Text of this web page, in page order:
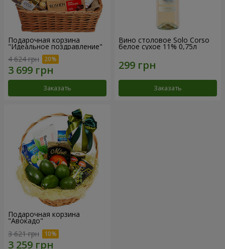
Подарочная корзина
"Идеальное поздравление"
4 624 грн
Заказать
Вино столовое Solo Corso
белое сухое 11% 0,75л
Заказать
Подарочная корзина
"Авокадо"
3 621 грн